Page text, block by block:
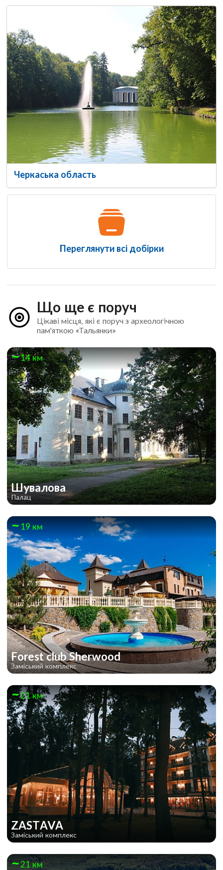
Черкаська область
Переглянути всі добірки
Що ще є поруч
Цікаві місця, які є поруч з археологічною
пам'яткою «Тальянки»
14 км
Шувалова
Палац
19 км
Forest club Sherwood
Заміський комплекс
21 км
ZASTAVA
Заміський комплекс
21 км